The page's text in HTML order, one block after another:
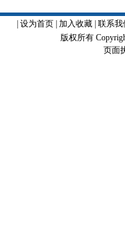
设为首页| 加入收藏| 联系我
版权所有
页面